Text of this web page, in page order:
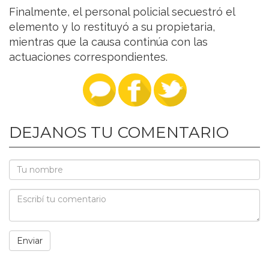
Finalmente, el personal policial secuestró el
elemento y lo restituyó a su propietaria,
mientras que la causa continúa con las
actuaciones correspondientes.
DEJANOS TU COMENTARIO